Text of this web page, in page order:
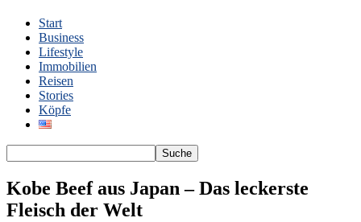
Start
Business
Lifestyle
Immobilien
Reisen
Stories
Köpfe
Kobe Beef aus Japan – Das leckerste
Fleisch der Welt